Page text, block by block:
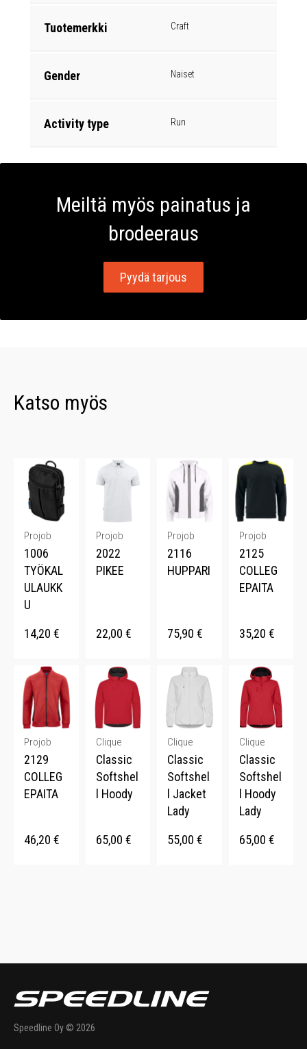
Tuotemerkki Craft
Gender Naiset
Activity type Run
Meiltä myös painatus ja
brodeeraus
Pyydä tarjous
Katso myös
Projob
1006
TYÖKAL
ULAUKK
U
14,20 €
Projob
2022
PIKEE
22,00 €
Projob
2116
HUPPARI
75,90 €
Projob
2125
COLLEG
EPAITA
35,20 €
Projob
2129
COLLEG
EPAITA
46,20 €
Clique
Classic
Softshel
l Hoody
65,00 €
Clique
Classic
Softshel
l Jacket
Lady
55,00 €
Clique
Classic
Softshel
l Hoody
Lady
65,00 €
Speedline Oy © 2026